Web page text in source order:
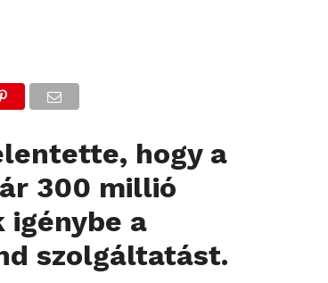
hogy a
300 millió
igénybe a
szolgáltatást.